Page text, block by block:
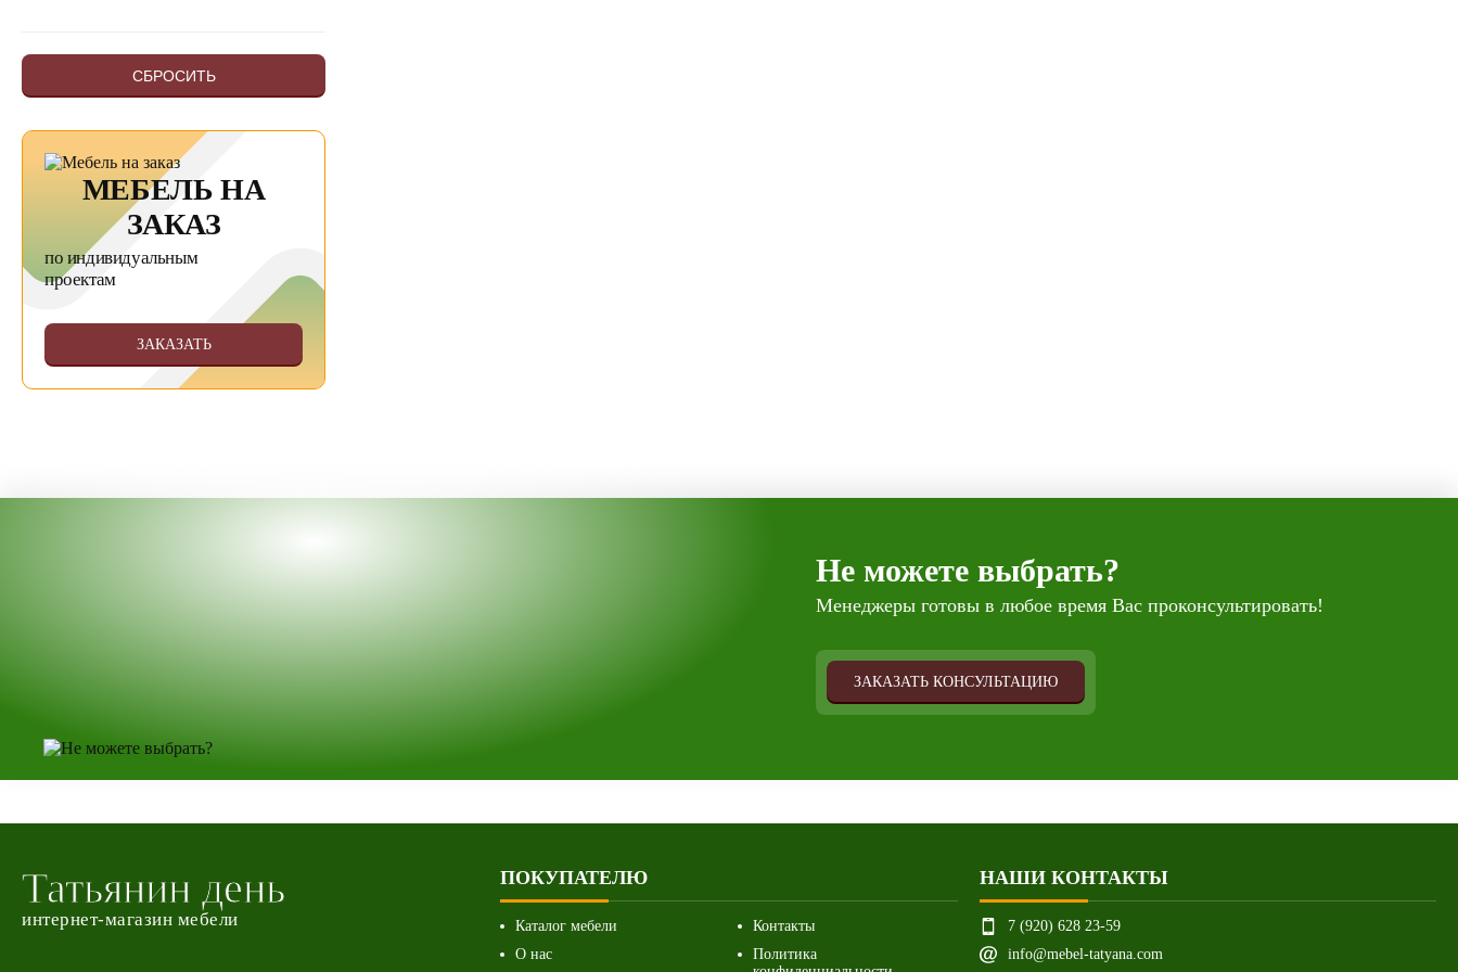
СБРОСИТЬ
МЕБЕЛЬ НА
ЗАКАЗ
по индивидуальным
проектам
ЗАКАЗАТЬ
Не можете выбрать?
Менеджеры готовы в любое время Вас проконсультировать!
ЗАКАЗАТЬ КОНСУЛЬТАЦИЮ
Татьянин день
интернет-магазин мебели
ПОКУПАТЕЛЮ
Каталог мебели
О нас
Контакты
Политика
НАШИ КОНТАКТЫ
7 (920) 628 23-59
info@mebel-tatyana.com